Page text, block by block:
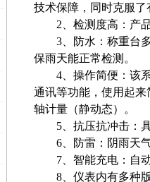
技术保障，同时克服
2、检测度高：产品
3、防水：称重台多
保雨天能正常检测。
4、 操作简便：该
通讯等功能，使用起
轴计量（静动态）。
5、抗压抗冲击：具
6、防雷：阴雨天气
7、智能充电：自动
8、仪表内有多种版